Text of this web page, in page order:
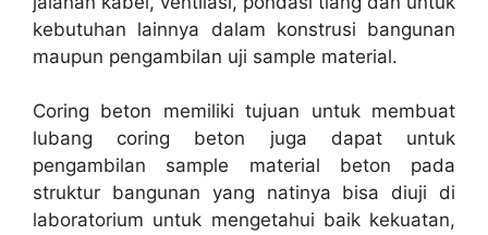
kebutuhan lainnya dalam konstrusi bangunan
maupun pengambilan uji sample material.
Coring beton memiliki tujuan untuk membuat
lubang coring beton juga dapat untuk
pengambilan sample material beton pada
struktur bangunan yang natinya bisa diuji di
laboratorium untuk mengetahui baik kekuatan,